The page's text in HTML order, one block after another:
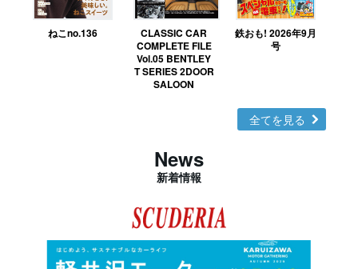
ねこno.136
CLASSIC CAR
COMPLETE FILE
Vol.05 BENTLEY
T SERIES 2DOOR
SALOON
鉄おも! 2026年9月
号
全てを見る
News
新着情報